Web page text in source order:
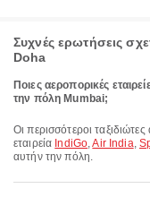
Συχνές ερωτήσεις
Doha
Ποιες αεροπορικές
την πόλη Mumbai;
Οι περισσότεροι ταξιδιώτες από το Mumbai πετούν με την αεροπορική
εταιρεία IndiGo,Air India,
αυτήν την πόλη.